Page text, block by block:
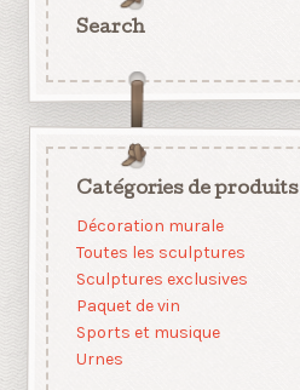
Search
Catégories de produits
Décoration murale
Toutes les sculptures
Sculptures exclusives
Paquet de vin
Sports et musique
Urnes